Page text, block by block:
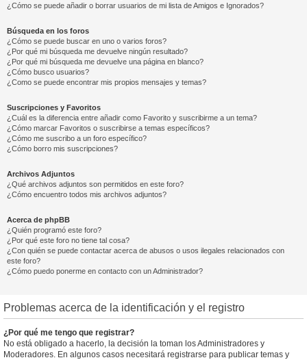
¿Cómo se puede añadir o borrar usuarios de mi lista de Amigos e Ignorados?
Búsqueda en los foros
¿Cómo se puede buscar en uno o varios foros?
¿Por qué mi búsqueda me devuelve ningún resultado?
¿Por qué mi búsqueda me devuelve una página en blanco?
¿Cómo busco usuarios?
¿Como se puede encontrar mis propios mensajes y temas?
Suscripciones y Favoritos
¿Cuál es la diferencia entre añadir como Favorito y suscribirme a un tema?
¿Cómo marcar Favoritos o suscribirse a temas específicos?
¿Cómo me suscribo a un foro específico?
¿Cómo borro mis suscripciones?
Archivos Adjuntos
¿Qué archivos adjuntos son permitidos en este foro?
¿Cómo encuentro todos mis archivos adjuntos?
Acerca de phpBB
¿Quién programó este foro?
¿Por qué este foro no tiene tal cosa?
¿Con quién se puede contactar acerca de abusos o usos ilegales relacionados con
este foro?
¿Cómo puedo ponerme en contacto con un Administrador?
Problemas acerca de la identificación y el registro
¿Por qué me tengo que registrar?
No está obligado a hacerlo, la decisión la toman los Administradores y
Moderadores. En algunos casos necesitará registrarse para publicar temas y